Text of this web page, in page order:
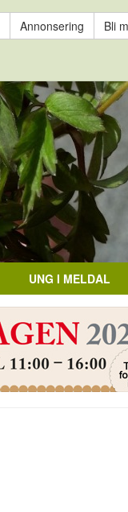
Annonsering Bli
UNG I MELDAL